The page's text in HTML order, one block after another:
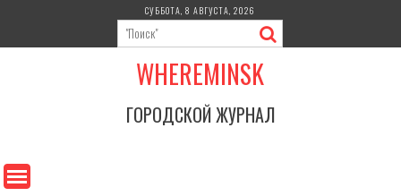
содержимому
СУББОТА, 8 АВГУСТА, 2026
WHEREMINSK
ГОРОДСКОЙ ЖУРНАЛ